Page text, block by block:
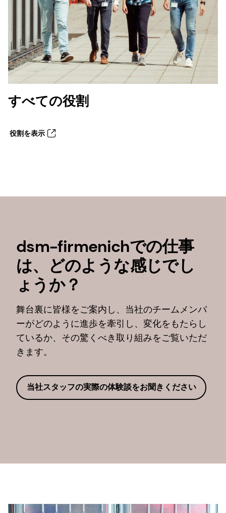
すべての役割
役割を表示
dsm-firmenichでの仕事
は、どのような感じでし
ょうか？
舞台裏に皆様をご案内し、当社のチームメンバ
ーがどのように進歩を牽引し、変化をもたらし
ているか、その驚くべき取り組みをご覧いただ
きます。
当社スタッフの実際の体験談をお聞きください